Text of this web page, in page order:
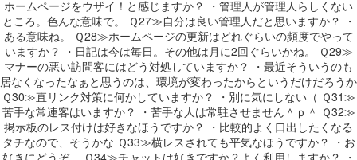
ホームページをウザイ！と感じますか？ ・管理人が管理人らしくない
ところ。色んな意味で。 Ｑ27≫自分は良い管理人だと思いますか？ ・
ある意味ね。 Ｑ28≫ホームページの更新はどれぐらいの頻度でやって
いますか？ ・日記は今は毎日。その他は月に2回ぐらいかね。 Ｑ29≫
マナーの悪い訪問客にはどう対処していますか？ ・最近そういうのも
居なくなったなぁと思うのは、環境が変わったからというだけだろうか
Ｑ30≫直リンク対策に何かしていますか？ ・別に気にしない（ Ｑ31≫
苦手な常連客はいますか？ ・苦手な人は常駐させません＾ｐ＾ Ｑ32≫
掲示板のレス付けは好きなほうですか？ ・比較的よく口出したくなる
タチなので、そうかな Ｑ33≫横レスされても平気なほうですか？ ・お
好きにどうぞ。 Ｑ34≫チャットは好きですか？よく利用しますか？ ・